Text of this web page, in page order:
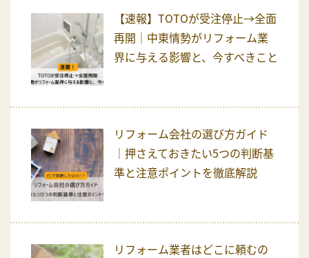
【速報】TOTOが受注停止→全面
再開｜中東情勢がリフォーム業
界に与える影響と、今すべきこと
リフォーム会社の選び方ガイド
｜押さえておきたい5つの判断基
準と注意ポイントを徹底解説
リフォーム業者はどこに頼むの